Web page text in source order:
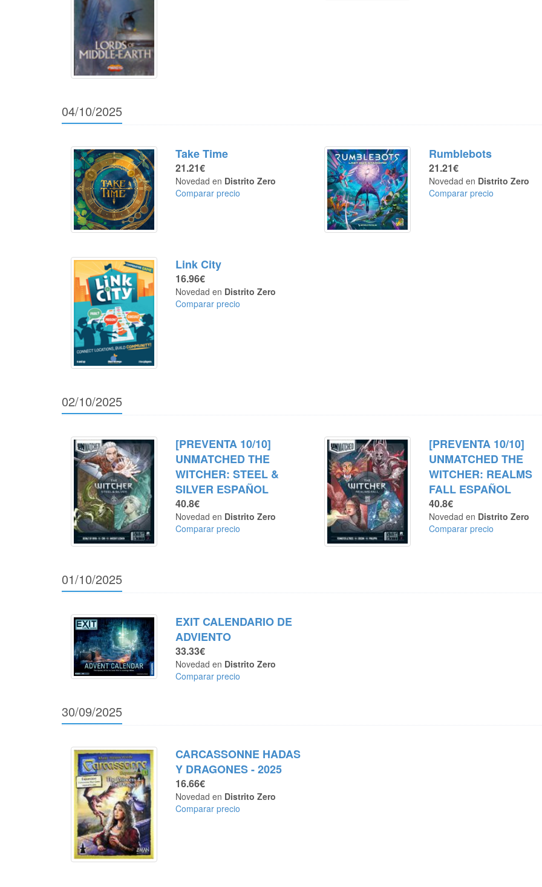
04/10/2025
Take Time
21.21€
Novedad en Distrito Zero
Comparar precio
Rumblebots
21.21€
Novedad en Distrito Zero
Comparar precio
Link City
16.96€
Novedad en Distrito Zero
Comparar precio
02/10/2025
[PREVENTA 10/10]
UNMATCHED THE
WITCHER: STEEL &
SILVER ESPAÑOL
40.8€
Novedad en Distrito Zero
Comparar precio
[PREVENTA 10/10]
UNMATCHED THE
WITCHER: REALMS
FALL ESPAÑOL
40.8€
Novedad en Distrito Zero
Comparar precio
01/10/2025
EXIT CALENDARIO DE
ADVIENTO
33.33€
Novedad en Distrito Zero
Comparar precio
30/09/2025
CARCASSONNE HADAS
Y DRAGONES - 2025
16.66€
Novedad en Distrito Zero
Comparar precio